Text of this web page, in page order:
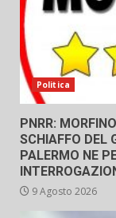
Politica
PNRR:
SCHIAFFO DEL
PALERMO NE
9 Agosto 2026